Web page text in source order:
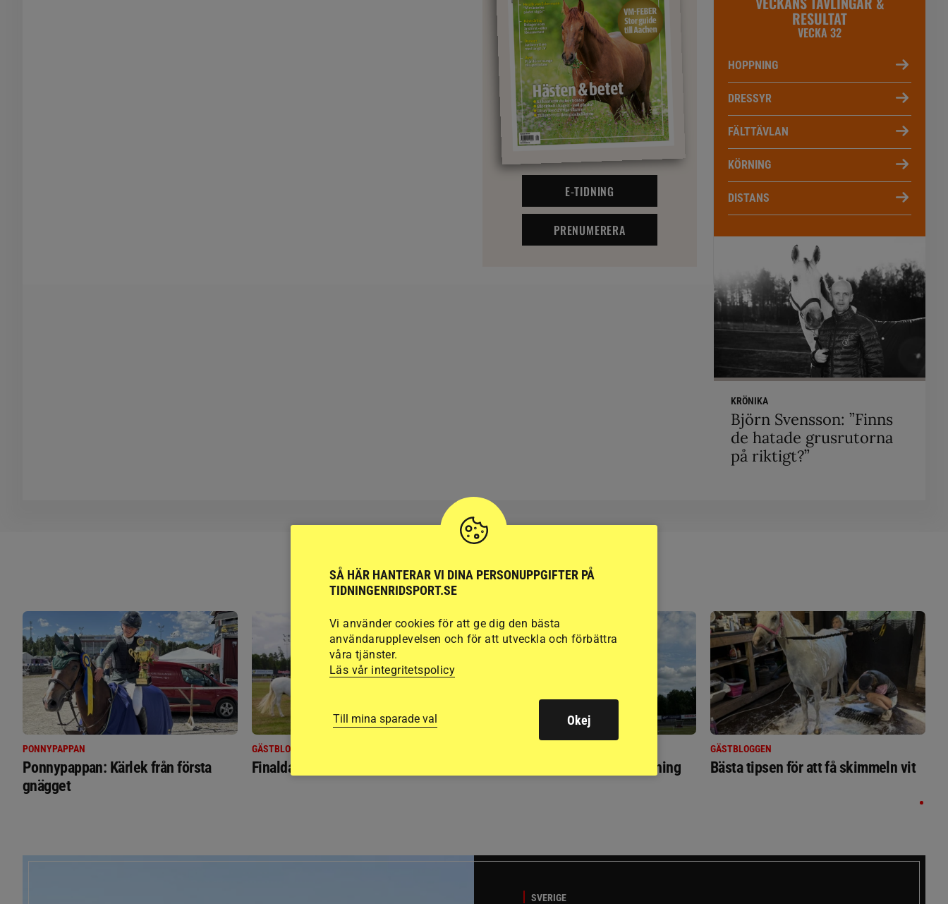
E-TIDNING
PRENUMERERA
RESULTAT
VECKA 32
HOPPNING
DRESSYR
FÄLTTÄVLAN
KÖRNING
DISTANS
KRÖNIKA
Björn Svensson: ”Finns
de hatade grusrutorna
på riktigt?”
RIDSPORT
BLOGGAR
PONNYPAPPAN
Ponnypappan: Kärlek från första
gnägget
GÄSTBLOGGEN
Finaldag med jubileumsutställning Så gick det på helgens utställning
GÄSTBLOGGEN
Bästa tipsen för att få skimmeln vit
SVERIGE
SÅ HÄR HANTERAR VI DINA PERSONUPPGIFTER PÅ
TIDNINGENRIDSPORT.SE
Vi använder cookies för att ge dig den bästa
användarupplevelsen och för att utveckla och förbättra
våra tjänster.
Läs vår integritetspolicy
Till mina sparade val Okej